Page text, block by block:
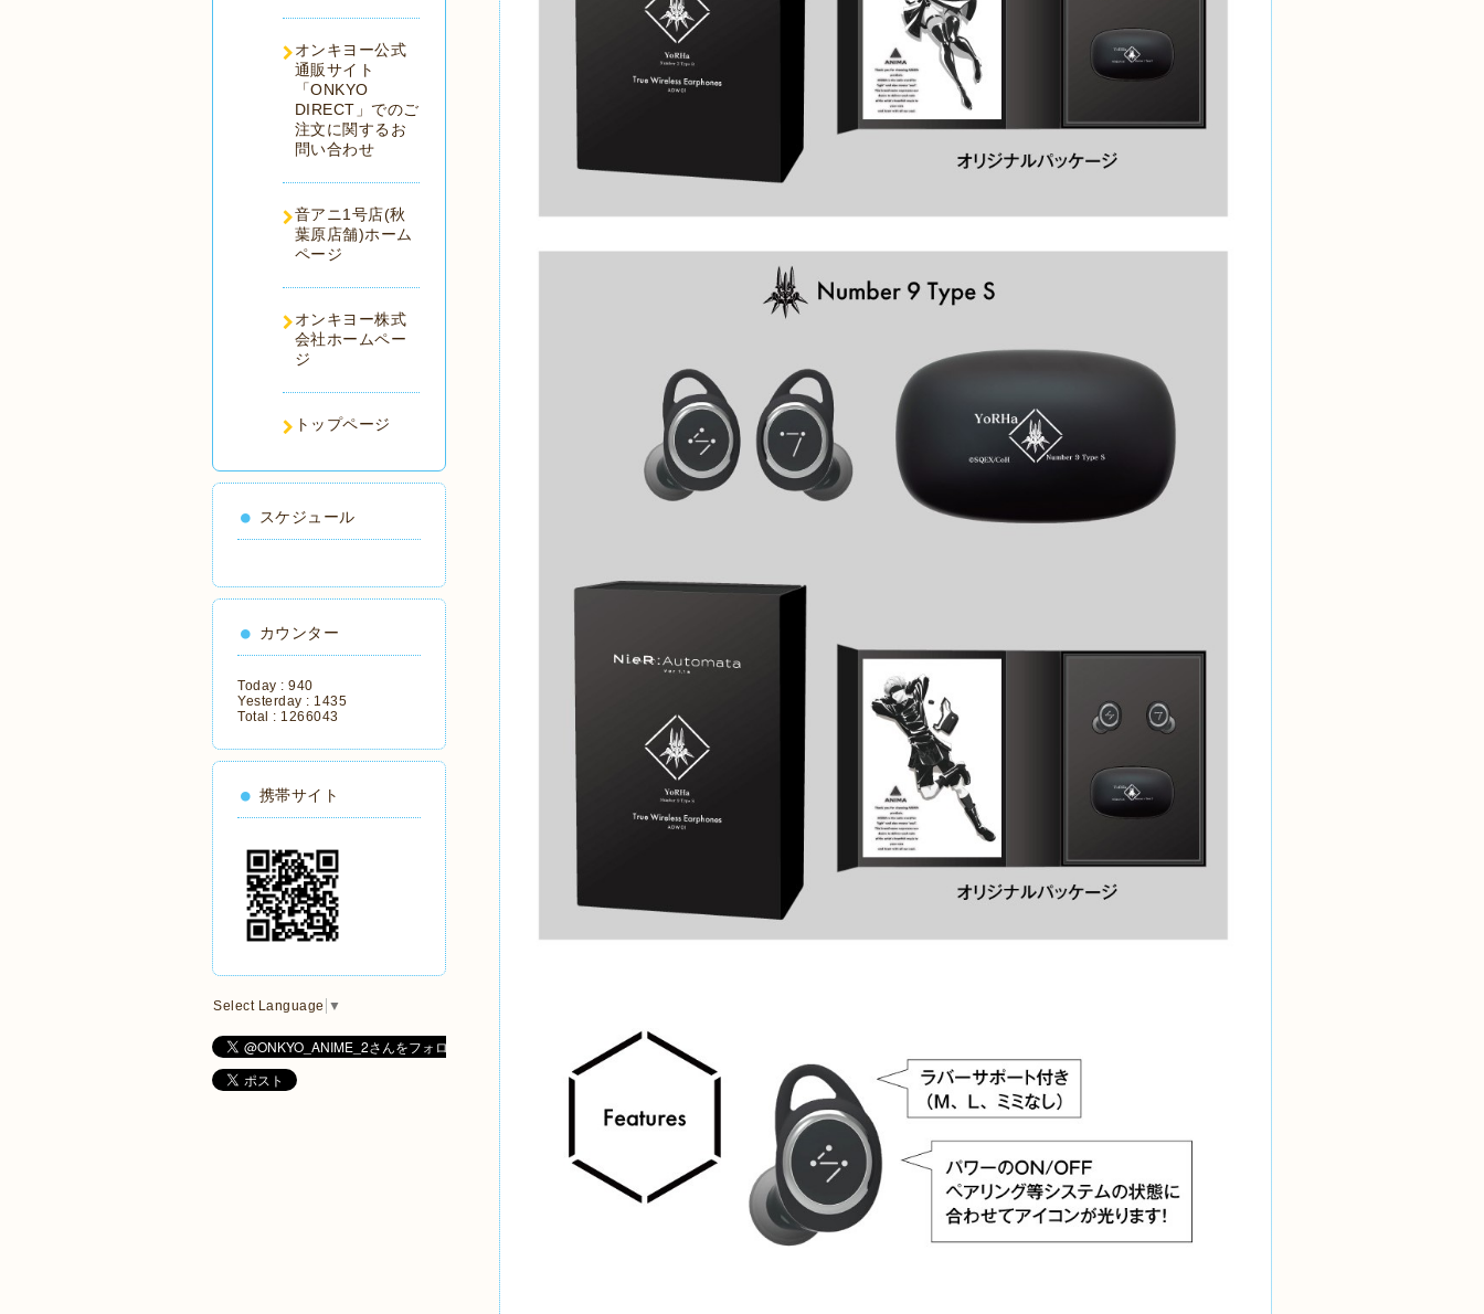
オンキヨー公式
通販サイト
「ONKYO
DIRECT」でのご
注文に関するお
問い合わせ
音アニ1号店(秋
葉原店舗)ホーム
ページ
オンキヨー株式
会社ホームペー
ジ
トップページ
スケジュール
カウンター
Today : 940
Yesterday : 1435
Total : 1266043
携帯サイト
Select Language ▼